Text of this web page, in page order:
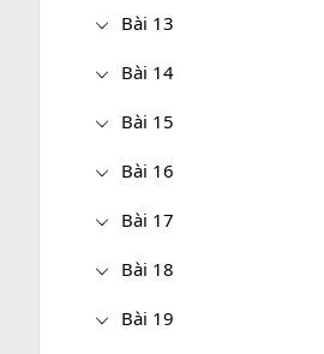
Bài 13
Bài 14
Bài 15
Bài 16
Bài 17
Bài 18
Bài 19